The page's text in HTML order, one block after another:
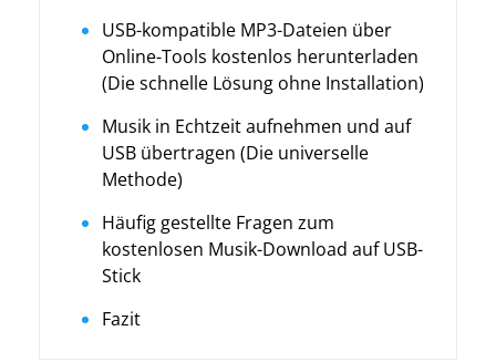
USB-kompatible MP3-Dateien über
Online-Tools kostenlos herunterladen
(Die schnelle Lösung ohne Installation)
Musik in Echtzeit aufnehmen und auf
USB übertragen (Die universelle
Methode)
Häufig gestellte Fragen zum
kostenlosen Musik-Download auf USB-
Stick
Fazit